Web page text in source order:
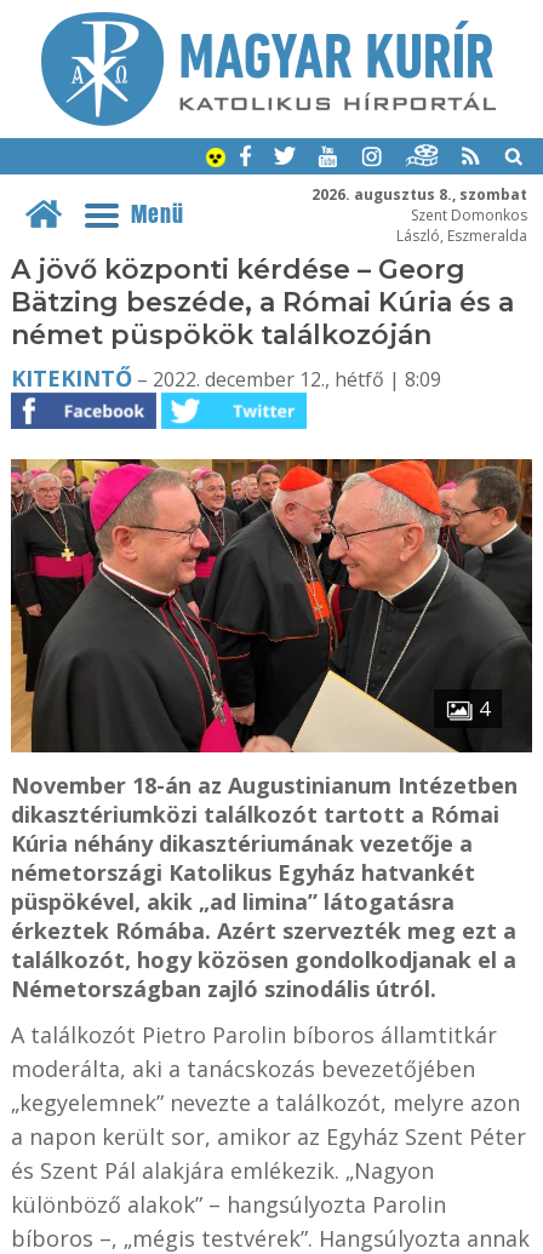
2026. augusztus 8., szombat
Szent Domonkos
László, Eszmeralda
Menü
A jövő központi kérdése – Georg
Bätzing beszéde, a Római Kúria és a
német püspökök találkozóján
KITEKINTŐ– 2022. december 12., hétfő | 8:09
4
November 18-án az Augustinianum Intézetben
dikasztériumközi találkozót tartott a Római
Kúria néhány dikasztériumának vezetője a
németországi Katolikus Egyház hatvankét
püspökével, akik „ad limina” látogatásra
érkeztek Rómába. Azért szervezték meg ezt a
találkozót, hogy közösen gondolkodjanak el a
Németországban zajló szinodális útról.
A találkozót Pietro Parolin bíboros államtitkár
moderálta, aki a tanácskozás bevezetőjében
„kegyelemnek” nevezte a találkozót, melyre azon
a napon került sor, amikor az Egyház Szent Péter
és Szent Pál alakjára emlékezik. „Nagyon
különböző alakok” – hangsúlyozta Parolin
bíboros –, „mégis testvérek”. Hangsúlyozta annak